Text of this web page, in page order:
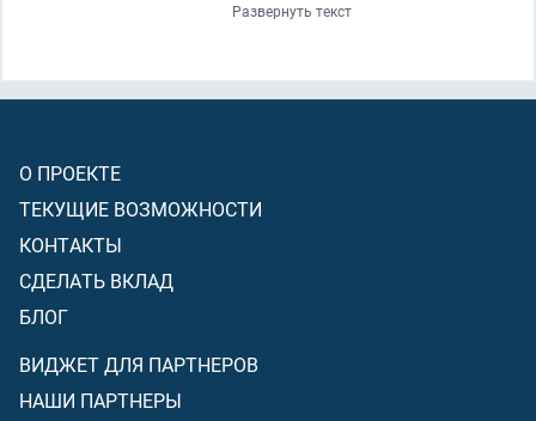
ваших плохих деяний[сотрёт те ваши прежние грехи,
Развернуть текст
О ПРОЕКТЕ
ТЕКУЩИЕ ВОЗМОЖНОСТИ
КОНТАКТЫ
СДЕЛАТЬ ВКЛАД
БЛОГ
ВИДЖЕТ ДЛЯ ПАРТНЕРОВ
НАШИ ПАРТНЕРЫ